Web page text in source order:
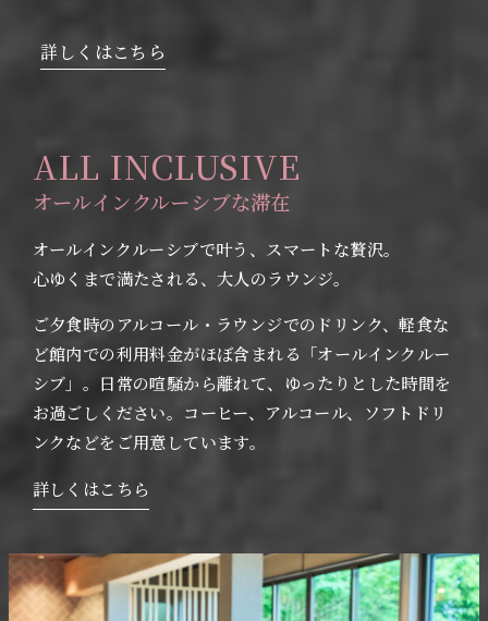
詳しくはこちら
ALL INCLUSIVE
オールインクルーシブな滞在
オールインクルーシブで叶う、スマートな贅沢。
心ゆくまで満たされる、大人のラウンジ。
ご夕食時のアルコール・ラウンジでのドリンク、軽食な
ど館内での利用料金がほぼ含まれる「オールインクルー
シブ」。日常の喧騒から離れて、ゆったりとした時間を
お過ごしください。コーヒー、アルコール、ソフトドリ
ンクなどをご用意しています。
詳しくはこちら